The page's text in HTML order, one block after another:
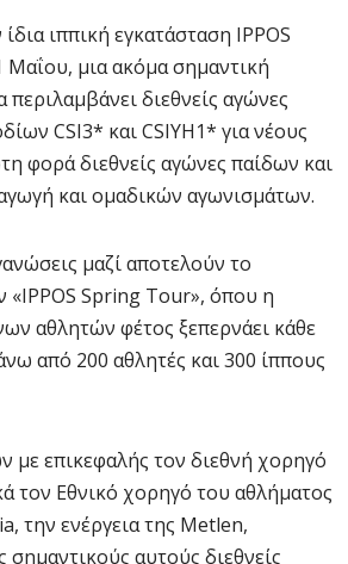
ιππική εγκατάσταση IPPOS
Μαΐου, μια ακόμα σημαντική
διεθνείς αγώνες
CSI3* και CSIYH1* για νέους
φορά διεθνείς αγώνες παίδων και
και ομαδικών αγωνισμάτων.
μαζί αποτελούν το
«IPPOS Spring Tour», όπου η
αθλητών φέτος ξεπερνάει κάθε
από 200 αθλητές και 300 ίππους
με επικεφαλής τον διεθνή χορηγό
τον Εθνικό χορηγό του αθλήματος
την ενέργεια της Metlen,
αυτούς διεθνείς